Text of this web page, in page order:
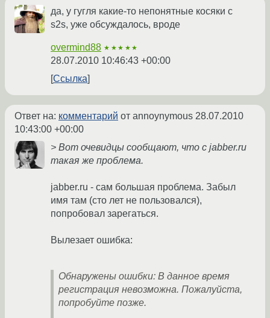
да, у гугля какие-то непонятные косяки с
s2s, уже обсуждалось, вроде
overmind88 ★★★★★
28.07.2010 10:46:43 +00:00
Ссылка
Ответ на: комментарий от annoynymous 28.07.2010
10:43:00 +00:00
> Вот очевидцы сообщают, что с jabber.ru
такая же проблема.
jabber.ru - сам большая проблема. Забыл
имя там (сто лет не пользовался),
попробовал зарегаться.
Вылезает ошибка:
Обнаружены ошибки: В данное время
регистрация невозможна. Пожалуйста,
попробуйте позже.